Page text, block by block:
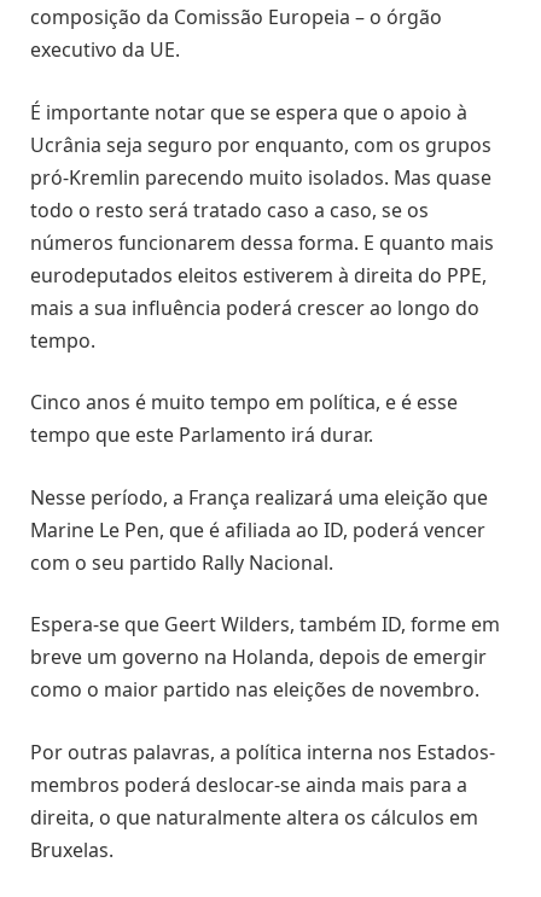
composição da Comissão Europeia – o órgão
executivo da UE.
É importante notar que se espera que o apoio à
Ucrânia seja seguro por enquanto, com os grupos
pró-Kremlin parecendo muito isolados. Mas quase
todo o resto será tratado caso a caso, se os
números funcionarem dessa forma. E quanto mais
eurodeputados eleitos estiverem à direita do PPE,
mais a sua influência poderá crescer ao longo do
tempo.
Cinco anos é muito tempo em política, e é esse
tempo que este Parlamento irá durar.
Nesse período, a França realizará uma eleição que
Marine Le Pen, que é afiliada ao ID, poderá vencer
com o seu partido Rally Nacional.
Espera-se que Geert Wilders, também ID, forme em
breve um governo na Holanda, depois de emergir
como o maior partido nas eleições de novembro.
Por outras palavras, a política interna nos Estados-
membros poderá deslocar-se ainda mais para a
direita, o que naturalmente altera os cálculos em
Bruxelas.